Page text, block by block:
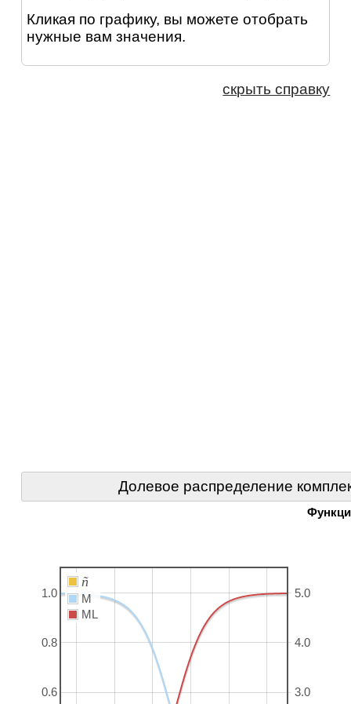
Кликая по графику, вы можете отобрать
нужные вам значения.
скрыть справку
Долевое распределение
0.6
0.8
1.0
3.0
4.0
5.0
ñ
M
ML